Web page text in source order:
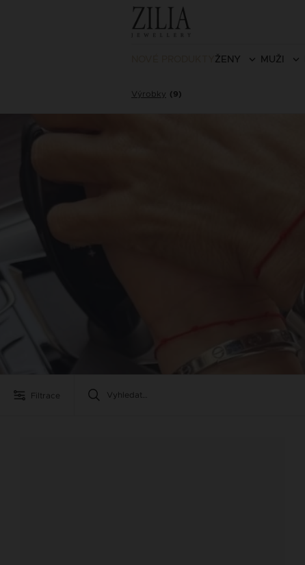
ŽENY MUŽI
Výrobky (9)
Filtrace